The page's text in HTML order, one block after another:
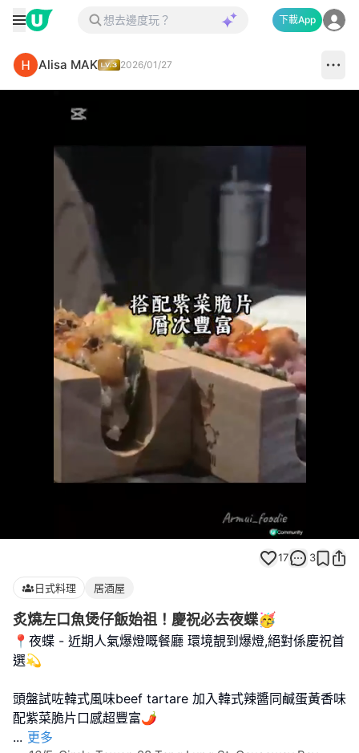
下載App
Alisa MAK 2026/01/27
100.00%
17 3
日式料理 居酒屋
炙燒左口魚煲仔飯始祖！慶祝必去夜蝶🥳
📍夜蝶 - 近期人氣爆燈嘅餐廳 環境靚到爆燈,絕對係慶祝首
選💫
頭盤試咗韓式風味beef tartare 加入韓式辣醬同鹹蛋黃香味
... 更多